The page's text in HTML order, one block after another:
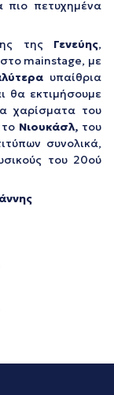
πετυχημένα
της Γενεύης,
mainstage, με
υπαίθρια
θα εκτιμήσουμε
χαρίσματα του
Νιουκάσλ, του
συνολικά,
του 20ού